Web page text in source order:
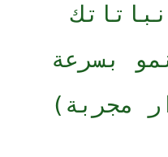
بسرعة
مجربة)